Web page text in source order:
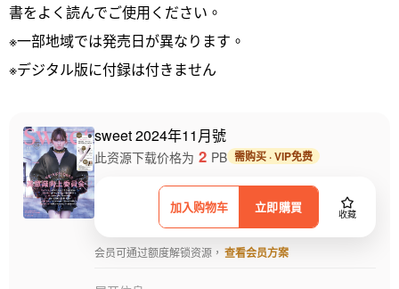
書をよく読んでご使用ください。
※一部地域では発売日が異なります。
※デジタル版に付録は付きません
sweet 2024年11月號
加入购物车 立即購買 收藏
此资源下载价格为 2 PB 需购买 · VIP免费
会员可通过额度解锁资源， 查看会员方案